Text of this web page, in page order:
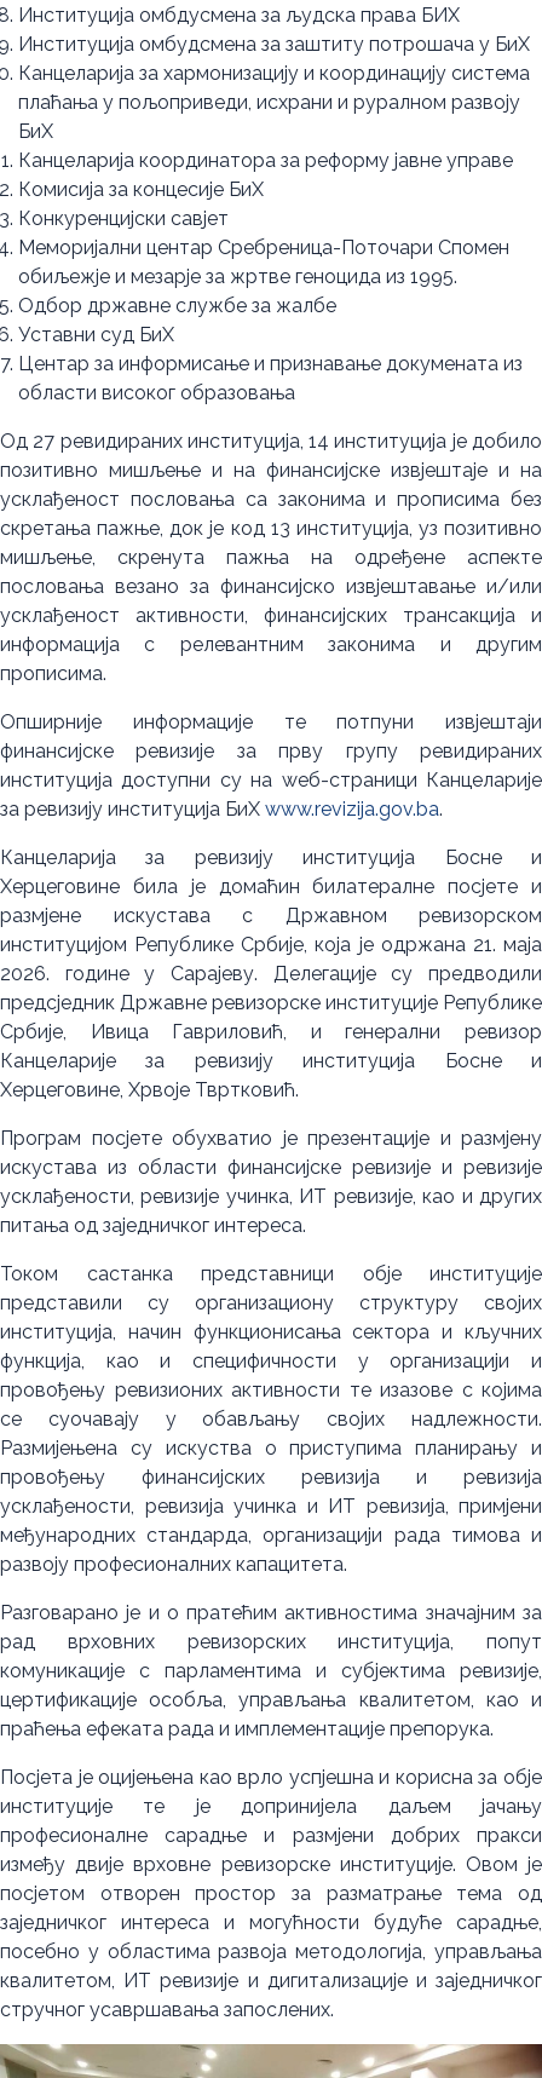
Институција омбдусмена за људска права БИХ
Институција омбудсмена за заштиту потрошача у БиХ
Канцеларија за хармонизацију и координацију система
плаћања у пољоприведи, исхрани и руралном развоју
БиХ
Канцеларија координатора за реформу јавне управе
Комисија за концесије БиХ
Конкуренцијски савјет
Меморијални центар Сребреница-Поточари Спомен
обиљежје и мезарје за жртве геноцида из 1995.
Одбор државне службе за жалбе
Уставни суд БиХ
Центар за информисање и признавање докумената из
области високог образовања
Од 27 ревидираних институција, 14 институција је добило
позитивно мишљење и на финансијске извјештаје и на
усклађеност пословања са законима и прописима без
скретања пажње, док је код 13 институција, уз позитивно
мишљење, скренута пажња на одређене аспекте
пословања везано за финансијско извјештавање и/или
усклађеност активности, финансијских трансакција и
информација с релевантним законима и другим
прописима.
Опширније информације те потпуни извјештаји
финансијске ревизије за прву групу ревидираних
институција доступни су на wеб-страници Канцеларије
за ревизију институција БиХ www.revizija.gov.ba.
Канцеларија за ревизију институција Босне и
Херцеговине била је домаћин билатералне посјете и
размјене искустава с Државном ревизорском
институцијом Републике Србије, која је одржана 21. маја
2026. године у Сарајеву. Делегације су предводили
предсједник Државне ревизорске институције Републике
Србије, Ивица Гавриловић, и генерални ревизор
Канцеларије за ревизију институција Босне и
Херцеговине, Хрвоје Твртковић.
Програм посјете обухватио је презентације и размјену
искустава из области финансијске ревизије и ревизије
усклађености, ревизије учинка, ИТ ревизије, као и других
питања од заједничког интереса.
Током састанка представници обје институције
представили су организациону структуру својих
институција, начин функционисања сектора и кључних
функција, као и специфичности у организацији и
провођењу ревизионих активности те изазове с којима
се суочавају у обављању својих надлежности.
Размијењена су искуства о приступима планирању и
провођењу финансијских ревизија и ревизија
усклађености, ревизија учинка и ИТ ревизија, примјени
међународних стандарда, организацији рада тимова и
развоју професионалних капацитета.
Разговарано је и о пратећим активностима значајним за
рад врховних ревизорских институција, попут
комуникације с парламентима и субјектима ревизије,
цертификације особља, управљања квалитетом, као и
праћења ефеката рада и имплементације препорука.
Посјета је оцијењена као врло успјешна и корисна за обје
институције те је допринијела даљем јачању
професионалне сарадње и размјени добрих пракси
између двије врховне ревизорске институције. Овом је
посјетом отворен простор за разматрање тема од
заједничког интереса и могућности будуће сарадње,
посебно у областима развоја методологија, управљања
квалитетом, ИТ ревизије и дигитализације и заједничког
стручног усавршавања запослених.